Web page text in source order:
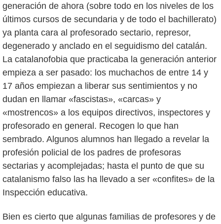
generación de ahora (sobre todo en los niveles de los
últimos cursos de secundaria y de todo el bachillerato)
ya planta cara al profesorado sectario, represor,
degenerado y anclado en el seguidismo del catalán.
La catalanofobia que practicaba la generación anterior
empieza a ser pasado: los muchachos de entre 14 y
17 años empiezan a liberar sus sentimientos y no
dudan en llamar «fascistas», «carcas» y
«mostrencos» a los equipos directivos, inspectores y
profesorado en general. Recogen lo que han
sembrado. Algunos alumnos han llegado a revelar la
profesión policial de los padres de profesoras
sectarias y acomplejadas; hasta el punto de que su
catalanismo falso las ha llevado a ser «confites» de la
Inspección educativa.
Bien es cierto que algunas familias de profesores y de